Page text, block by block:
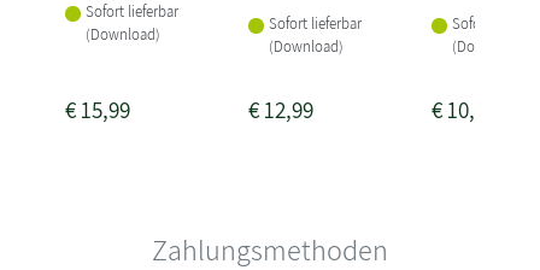
Sofort lieferbar
(Download)
€15,99
Sofort lieferbar
(Download)
€12,99
Sofort
(Download)
€10,99
Zahlungsmethoden